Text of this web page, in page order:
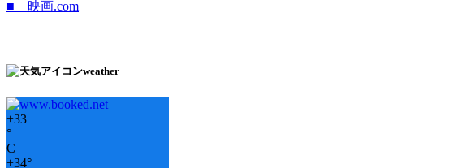
■ 映画.com
weather
+33
°
C
+34°